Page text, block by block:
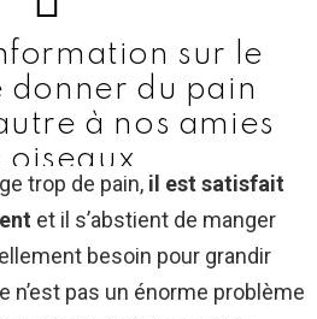
sur le
donner du pain
à nos amies
oiseaux
#oiseau
#bois
#oie #pigeons
sFdg8vfgcX
trop de pain, il est satisfait
et il s’abstient de manger
besoin pour grandir
n’est pas un énorme problème